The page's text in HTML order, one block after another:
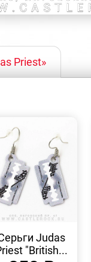
Priest»
ПРОСМОТР
Judas
"British...